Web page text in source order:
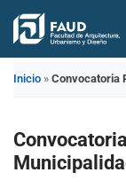
Saltar
Inicio » Convocatoria